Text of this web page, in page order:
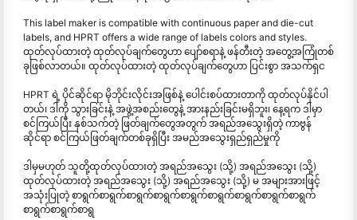
This label maker is compatible with continuous paper and die-cut
labels, and HPRT offers a wide range of labels colors and styles.
ထုတ်လုပ်ထားတဲ့ ထုတ်လုပ်ချက်တွေဟာ ပျော်စရာနဲ့ ဖန်တီးတဲ့ အတွေ့အကြုံတစ်
ခုဖြစ်လာတယ်။ ထုတ်လုပ်ထားတဲ့ ထုတ်လုပ်ချက်တွေဟာ ပြင်းစွာ အသက်ရှင
HPRT ရဲ့ ပိုင်ဆိုင်ရာ မိုဘိုင်းလိုင်းအဖြစ်နဲ့ ပေါင်းစပ်ထားတာကို ထုတ်လုပ်နိုင်ပါ
တယ်၊ ဒါကို သွားခြင်းနဲ့ အဖွဲ့အစည်းတွေနဲ့ အားနည်းခြင်းမရှိဘူး၊ နေ့ရက ဒါမှာ
စင်ကြယ်ပြီး နှစ်သက်တဲ့ ဖြတ်ချက်တွေအတွက် အရည်အသွေးရှိတဲ့ ကာဗွန်
ဆိုင်ရာ စင်ကြယ်ဖြတ်ချက်တစ်ခုရှိပြီး အမည်အသွေးရှည်ရှည်မှုကို
ဒါမှမဟုတ် သူတို့ထုတ်လုပ်ထားတဲ့ အရည်အသွေး (သို့) အရည်အသွေး (သို့)
ထုတ်လုပ်ထားတဲ့ အရည်အသွေး (သို့) အရည်အသွေး (သို့) မ အများအားဖြင့်
အသုံးပြုတဲ့ စာရွက်စာရွက်စာရွက်စာရွက်စာရွက်စာရွက်စာရွက်စာရွက်စာရွက်
စာရွက်စာရွက်စာရွ